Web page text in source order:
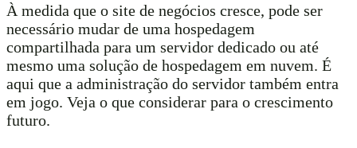
À medida que o site de negócios cresce, pode ser
necessário mudar de uma hospedagem
compartilhada para um servidor dedicado ou até
mesmo uma solução de hospedagem em nuvem. É
aqui que a administração do servidor também entra
em jogo. Veja o que considerar para o crescimento
futuro.